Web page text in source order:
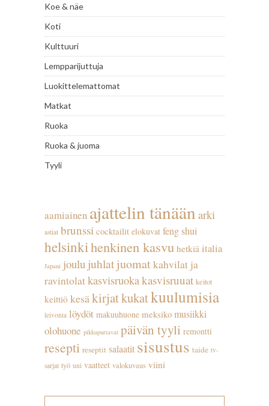
Koe & näe
Koti
Kulttuuri
Lempparijuttuja
Luokittelemattomat
Matkat
Ruoka
Ruoka & juoma
Tyyli
aamiainen ajattelin tänään arki
astiat brunssi cocktailit elokuvat feng shui
helsinkihenkinen kasvu hetkiä italia
Japani joulu juhlatjuomatkahvilat ja
ravintolatkasvisruokakasvisruuat keitot
keittiö kesä kirjatkukatkuulumisia
leivonta löydöt makuuhuone meksiko musiikki
olohuone pikkupurtavat päivän tyyli remontti
resepti reseptit salaatit sisustus taide tv-
sarjat työ uni vaatteet valokuvaus viini